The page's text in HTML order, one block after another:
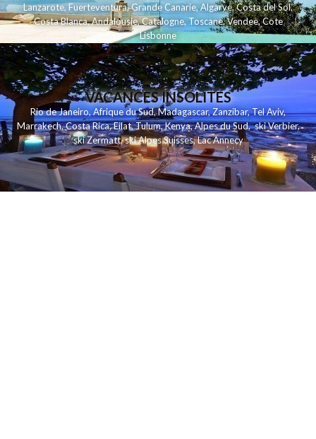
Lanzarote,Fuerteventura,Grande Canarie,Algarve,Costa del Sol,
Costa Blanca,Andalousie,Catalogne,Toscane,Vendee,Cote
Lisbonne
VACANCES INSOLITES
Rio de Janeiro,Afrique du Sud,Madagascar,Zanzibar,Tel Aviv,
Marrakech,Costa Rica,Eilat,Tulum,Kenya,Alpes du Sud,ski Verbier,
ski Zermatt,ski Alpes Suisses,Lac Annecy